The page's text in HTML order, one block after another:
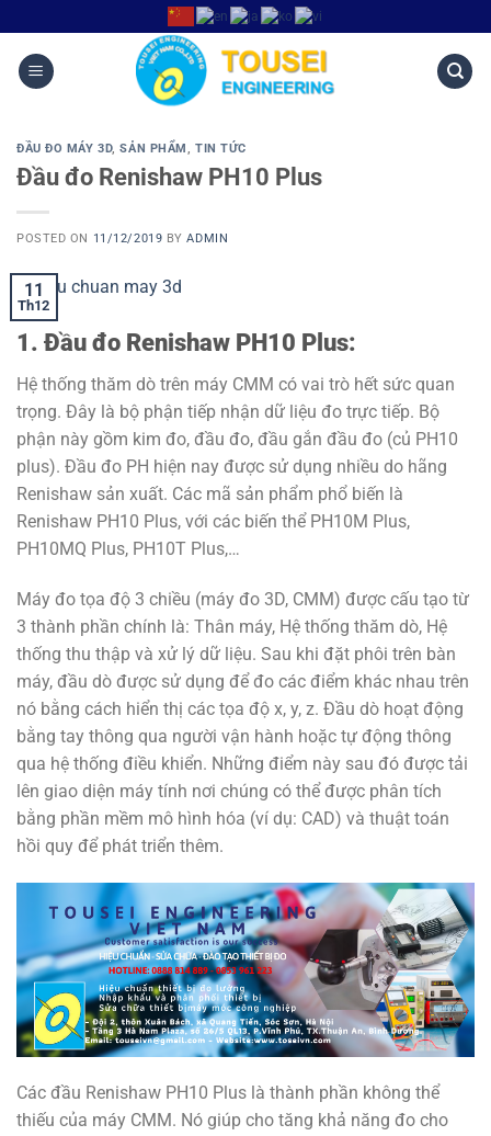
ĐẦU ĐO MÁY 3D,SẢN PHẨM,TIN TỨC
Đầu đo Renishaw PH10 Plus
POSTED ON 11/12/2019 BYADMIN
11
Th12
1. Đầu đo Renishaw PH10 Plus:
Hệ thống thăm dò trên máy CMM có vai trò hết sức quan
trọng. Đây là bộ phận tiếp nhận dữ liệu đo trực tiếp. Bộ
phận này gồm kim đo, đầu đo, đầu gắn đầu đo (củ PH10
plus). Đầu đo PH hiện nay được sử dụng nhiều do hãng
Renishaw sản xuất. Các mã sản phẩm phổ biến là
Renishaw PH10 Plus, với các biến thể PH10M Plus,
PH10MQ Plus, PH10T Plus,…
Máy đo tọa độ 3 chiều (máy đo 3D, CMM) được cấu tạo từ
3 thành phần chính là: Thân máy, Hệ thống thăm dò, Hệ
thống thu thập và xử lý dữ liệu. Sau khi đặt phôi trên bàn
máy, đầu dò được sử dụng để đo các điểm khác nhau trên
nó bằng cách hiển thị các tọa độ x, y, z. Đầu dò hoạt động
bằng tay thông qua người vận hành hoặc tự động thông
qua hệ thống điều khiển. Những điểm này sau đó được tải
lên giao diện máy tính nơi chúng có thể được phân tích
bằng phần mềm mô hình hóa (ví dụ: CAD) và thuật toán
hồi quy để phát triển thêm.
Các đầu Renishaw PH10 Plus là thành phần không thể
thiếu của máy CMM. Nó giúp cho tăng khả năng đo cho